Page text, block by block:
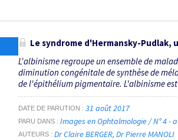
Le syndrome d'Hermansky-Pudlak,
L'albinisme regroupe un ensemble de
diminution congénitale de synthèse de
de l'épithélium pigmentaire. L'albinisme
DATE DE PARUTION 31 août 2017
PARU DANS Images en Ophtalmologie / N° 4 -
AUTEURS Dr Claire BERGER Dr Pierre MANOLI